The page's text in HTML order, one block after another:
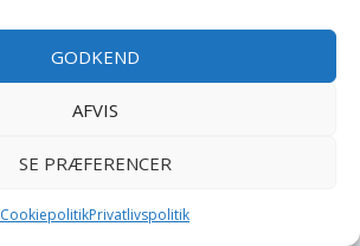
GODKEND
AFVIS
SE PRÆFERENCER
CookiepolitikPrivatlivspolitik